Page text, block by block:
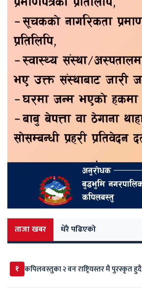
ताजा खबर धेरै पढिएको
१ कपिलवस्तुका २ वन राष्ट्रियस्तर मै पुरस्कृत हुदै